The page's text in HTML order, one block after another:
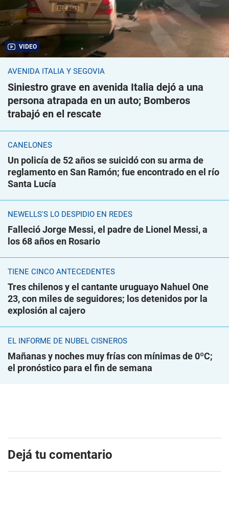
VIDEO
AVENIDA ITALIA Y SEGOVIA
Siniestro grave en avenida Italia dejó a una
persona atrapada en un auto; Bomberos
trabajó en el rescate
CANELONES
Un policía de 52 años se suicidó con su arma de
reglamento en San Ramón; fue encontrado en el río
Santa Lucía
NEWELLS'S LO DESPIDIÓ EN REDES
Falleció Jorge Messi, el padre de Lionel Messi, a
los 68 años en Rosario
TIENE CINCO ANTECEDENTES
Tres chilenos y el cantante uruguayo Nahuel One
23, con miles de seguidores; los detenidos por la
explosión al cajero
EL INFORME DE NUBEL CISNEROS
Mañanas y noches muy frías con mínimas de 0ºC;
el pronóstico para el fin de semana
Dejá tu comentario